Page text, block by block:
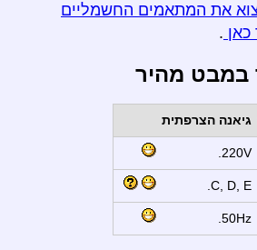
את המתאמים החשמליים
.
במבט מהיר
גיאנה הצרפתית
220V.
C, D, E.
50Hz.